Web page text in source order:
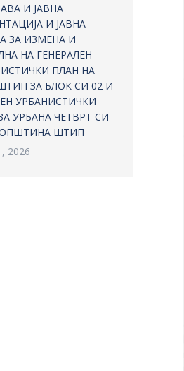
И ЈАВНА
И ЈАВНА
ЗА ИЗМЕНА И
НА ГЕНЕРАЛЕН
ПЛАН НА
ЗА БЛОК СИ 02 И
УРБАНИСТИЧКИ
УРБАНА ЧЕТВРТ СИ
ОПШТИНА ШТИП
2026